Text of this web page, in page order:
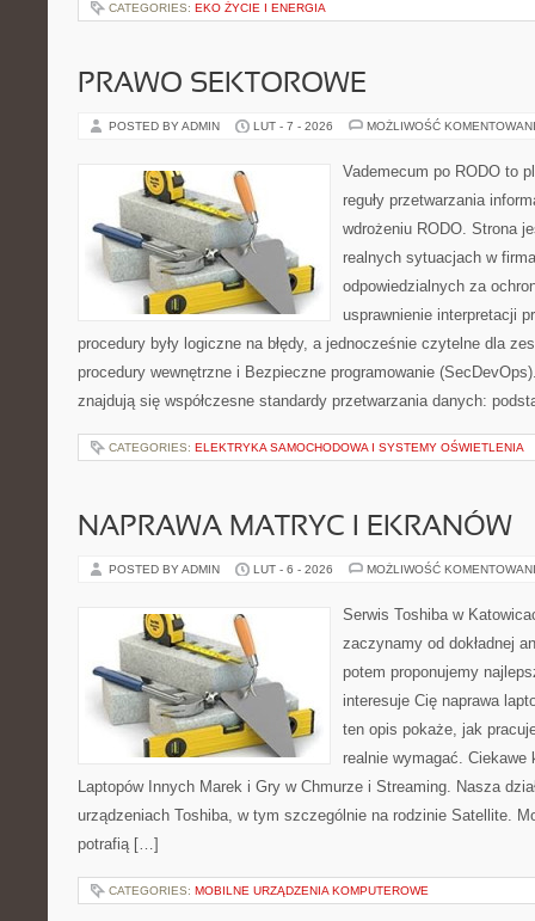
CATEGORIES: EKO ŻYCIE I ENERGIA
PRAWO SEKTOROWE
POSTED BY ADMIN LUT - 7 - 2026 MOŻLIWOŚĆ
Vademecum po RODO to
reguły przetwarzania
wdrożeniu RODO. Strona
realnych sytuacjach w
odpowiedzialnych za
usprawnienie interpretacji
procedury były logiczne na błędy, a jednocześnie czytelne dla
procedury wewnętrzne i Bezpieczne programowanie
znajdują się współczesne standardy przetwarzania danych:
CATEGORIES: ELEKTRYKA SAMOCHODOWA I SYSTEMY OŚWIETLENIA
NAPRAWA MATRYC I EKRANÓW
POSTED BY ADMIN LUT - 6 - 2026 MOŻLIWOŚĆ
Serwis Toshiba w
zaczynamy od dokładnej
potem proponujemy
interesuje Cię naprawa
ten opis pokaże, jak
realnie wymagać. Ciekawe
Laptopów Innych Marek i Gry w Chmurze i Streaming. Nasza
urządzeniach Toshiba, w tym szczególnie na rodzinie Satellite.
potrafią […]
CATEGORIES: MOBILNE URZĄDZENIA KOMPUTEROWE